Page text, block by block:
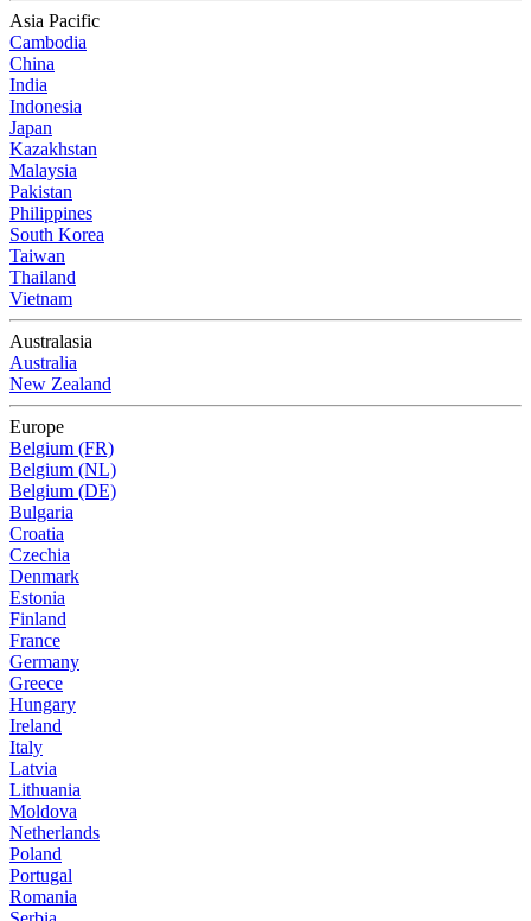
Asia Pacific
Cambodia
China
India
Indonesia
Japan
Kazakhstan
Malaysia
Pakistan
Philippines
South Korea
Taiwan
Thailand
Vietnam
Australasia
Australia
New Zealand
Europe
Belgium (FR)
Belgium (NL)
Belgium (DE)
Bulgaria
Croatia
Czechia
Denmark
Estonia
Finland
France
Germany
Greece
Hungary
Ireland
Italy
Latvia
Lithuania
Moldova
Netherlands
Poland
Portugal
Romania